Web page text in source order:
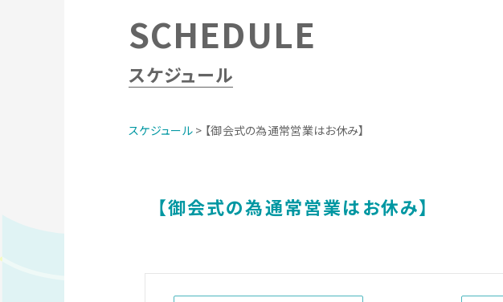
SCHEDULE
スケジュール
スケジュール> 【御会式の為通常営業はお休み】
【御会式の為通常営業はお休み】